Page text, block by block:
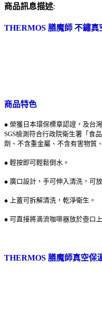
商品訊息描述:
THERMOS 膳魔師 不鏽真
商品特色
● 榮獲日本環保標章認證，及台
SGS檢測符合行政院衛生署「食
劑、不含重金屬、不含有害物質
● 輕按即可輕鬆倒水。
● 廣口設計，手可伸入清洗，可
● 上蓋可拆解清洗，乾淨衛生。
● 可直接將滴流咖啡器放於壺口
THERMOS 膳魔師真空保